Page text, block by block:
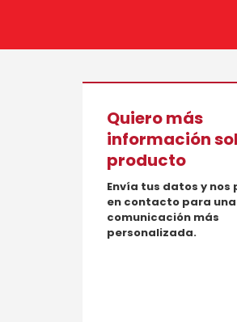
Quiero más
información
producto
Envía tus datos y nos
en contacto para una
comunicación más
personalizada.